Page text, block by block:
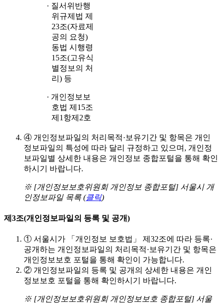
· 질서위반행
위규제법 제
23조(자료제
공의 요청)
동법 시행령
15조(고유식
별정보의 처
리) 등
· 개인정보보
호법 제15조
제1항제2호
④ 개인정보파일의 처리목적·보유기간 및 항목은 개인
정보파일의 특성에 따라 달리 규정하고 있으며, 개인정
보파일별 상세한 내용은 개인정보 종합포털을 통해 확인
하시기 바랍니다.
※ [개인정보보호위원회 개인정보 종합포털] 서울시 개
인정보파일 목록 (클릭)
제3조(개인정보파일의 등록 및 공개)
① 서울시가 「개인정보 보호법」 제32조에 따라 등록·
공개하는 개인정보파일의 처리목적·보유기간 및 항목은
개인정보보호 포털을 통해 확인이 가능합니다.
② 개인정보파일의 등록 및 공개의 상세한 내용은 개인
정보보호 포털을 통해 확인하시기 바랍니다.
※ [개인정보보호위원회 개인정보보호 종합포털] 서울